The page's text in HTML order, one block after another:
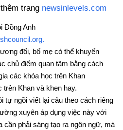
trang newsinlevels.com
Đồng Anh
đối, bố mẹ có thể khuyến
chủ điểm quan tâm bằng cách
các khóa học trên Khan
trên Khan và khen hay.
tự ngồi viết lại câu theo cách riêng
xuyên áp dụng việc này với
phải sáng tạo ra ngôn ngữ, mà